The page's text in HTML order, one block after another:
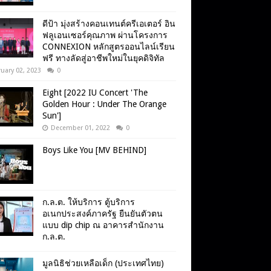
ดีป้า มุ่งสร้างคอนเทนต์ครีเอเตอร์ อิน
ฟลูเอนเซอร์คุณภาพ ผ่านโครงการ
CONNEXION หลักสูตรออนไลน์เรียน
ฟรี ทางลัดสู่อาชีพใหม่ในยุคดิจิทัล
02, 2023 0
Eight [2022 IU Concert 'The
Golden Hour : Under The Orange
Sun']
December 01, 2022 0
Boys Like You [MV BEHIND]
ก.ล.ต. ให้บริการ ตู้บริการ
อเนกประสงค์ภาครัฐ ยืนยันตัวตน
แบบ dip chip ณ อาคารสำนักงาน
ก.ล.ต.
มูลนิธิช่วยเหลือเด็ก (ประเทศไทย)